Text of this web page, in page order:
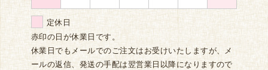
定休日
赤印の日が休業日です。
休業日でもメールでのご注文はお受けいたしますが、メ
ールの返信、発送の手配は翌営業日以降になりますので